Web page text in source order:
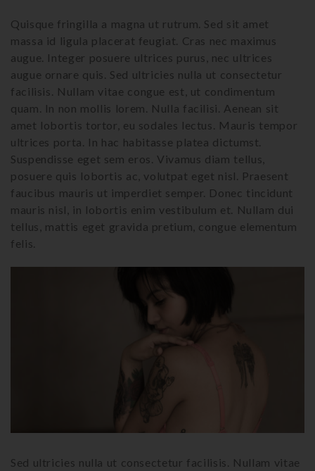
Quisque fringilla a magna ut rutrum. Sed sit amet
massa id ligula placerat feugiat. Cras nec maximus
augue. Integer posuere ultrices purus, nec ultrices
augue ornare quis. Sed ultricies nulla ut consectetur
facilisis. Nullam vitae congue est, ut condimentum
quam. In non mollis lorem. Nulla facilisi. Aenean sit
amet lobortis tortor, eu sodales lectus. Mauris tempor
ultrices porta. In hac habitasse platea dictumst.
Suspendisse eget sem eros. Vivamus diam tellus,
posuere quis lobortis ac, volutpat eget nisl. Praesent
faucibus mauris ut imperdiet semper. Donec tincidunt
mauris nisl, in lobortis enim vestibulum et. Nullam dui
tellus, mattis eget gravida pretium, congue elementum
felis.
Sed ultricies nulla ut consectetur facilisis. Nullam vitae